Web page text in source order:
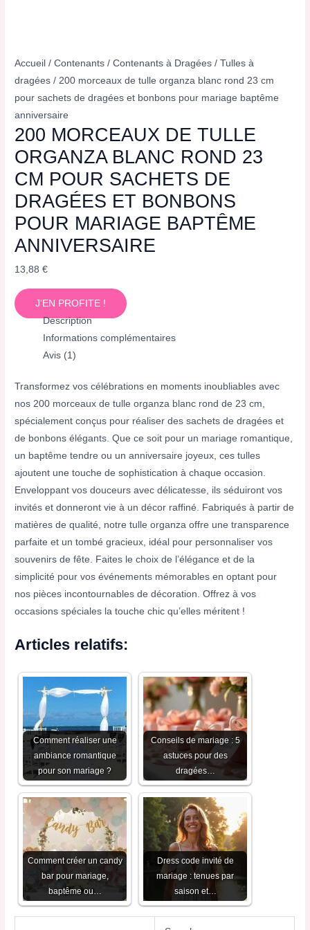
Accueil /Contenants /Contenants à Dragées /Tulles à
dragées / 200 morceaux de tulle organza blanc rond 23 cm
pour sachets de dragées et bonbons pour mariage baptême
anniversaire
200 MORCEAUX DE TULLE
ORGANZA BLANC ROND 23
CM POUR SACHETS DE
DRAGÉES ET BONBONS
POUR MARIAGE BAPTÊME
ANNIVERSAIRE
13,88€
J'EN PROFITE !
Description
Informations complémentaires
Avis (1)
Transformez vos célébrations en moments inoubliables avec
nos 200 morceaux de tulle organza blanc rond de 23 cm,
spécialement conçus pour réaliser des sachets de dragées et
de bonbons élégants. Que ce soit pour un mariage romantique,
un baptême tendre ou un anniversaire joyeux, ces tulles
ajoutent une touche de sophistication à chaque occasion.
Enveloppant vos douceurs avec délicatesse, ils séduiront vos
invités et donneront vie à un décor raffiné. Fabriqués à partir de
matières de qualité, notre tulle organza offre une transparence
parfaite et un tombé gracieux, idéal pour personnaliser vos
souvenirs de fête. Faites le choix de l’élégance et de la
simplicité pour vos événements mémorables en optant pour
nos pièces incontournables de décoration. Offrez à vos
occasions spéciales la touche chic qu’elles méritent !
Articles relatifs:
Comment réaliser une
ambiance romantique
pour son mariage ?
Conseils de mariage : 5
astuces pour des
dragées…
Comment créer un candy
bar pour mariage,
baptême ou…
Dress code invité de
mariage : tenues par
saison et…